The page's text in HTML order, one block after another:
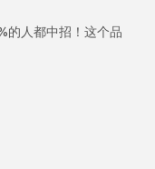
的人都中招！这个品